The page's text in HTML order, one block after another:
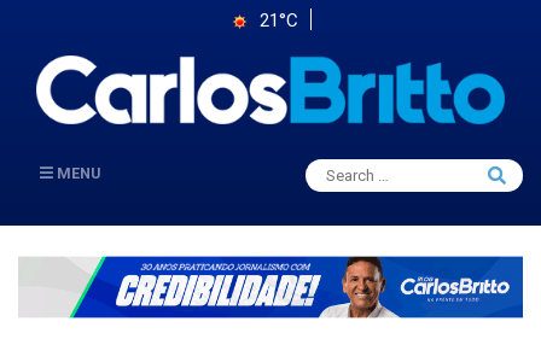
21°C
MENU
Search
for:
Search